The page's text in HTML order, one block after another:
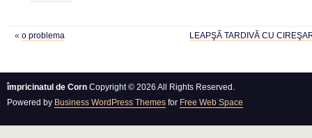
«o problema LEAPŞĂ TARDIVĂ CU
împricinatul de Corn Copyright © 2026 All Rights Reserved.
Powered by Business WordPress Themes for Free Web Space